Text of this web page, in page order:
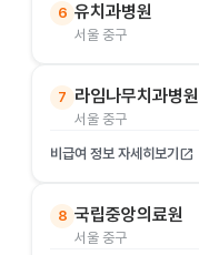
6 유치과병원
서울 중구
7 라임나무치과병원
서울 중구
비급여 정보 자세히보기 open_in_new
8 국립중앙의료원
서울 중구